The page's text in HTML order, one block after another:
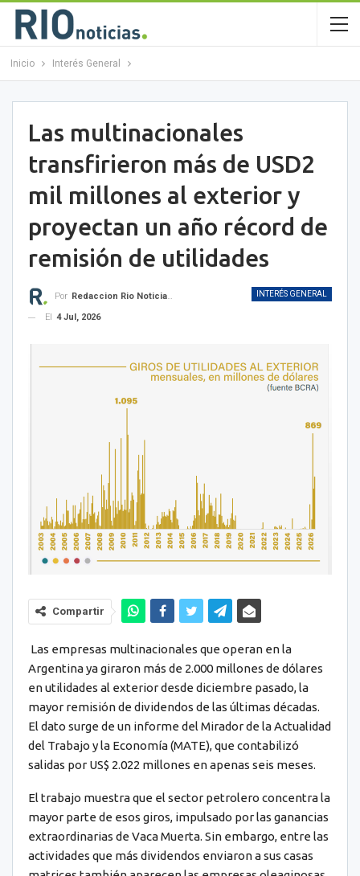
Inicio Interés General
Las multinacionales
transfirieron más de USD2
mil millones al exterior y
proyectan un año récord de
remisión de utilidades
INTERÉS GENERAL
Por Redaccion Rio Noticias OK
El
4 Jul, 2026
Compartir
Las empresas multinacionales que operan en la
Argentina ya giraron más de 2.000 millones de dólares
en utilidades al exterior desde diciembre pasado, la
mayor remisión de dividendos de las últimas décadas.
El dato surge de un informe del Mirador de la Actualidad
del Trabajo y la Economía (MATE), que contabilizó
salidas por US$ 2.022 millones en apenas seis meses.
El trabajo muestra que el sector petrolero concentra la
mayor parte de esos giros, impulsado por las ganancias
extraordinarias de Vaca Muerta. Sin embargo, entre las
actividades que más dividendos enviaron a sus casas